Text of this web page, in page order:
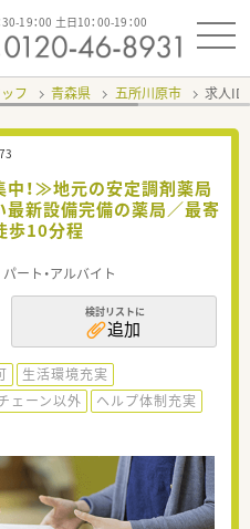
30-19：00 土日10：00-19：00
フ 青森県 五所川原市 求人ID
中！≫地元の安定調剤薬局
最新設備完備の薬局／最寄
歩10分程
パート・アルバイト
検討リストに
追加
生活環境充実
ェーン以外
ヘルプ体制充実